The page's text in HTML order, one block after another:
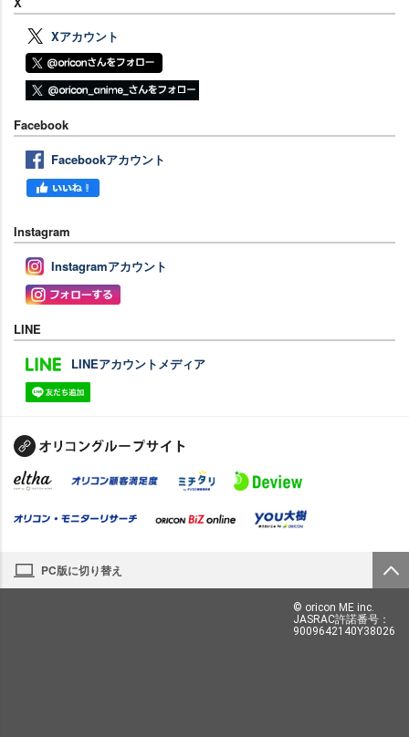
Xアカウント
Facebook
Facebookアカウント
Instagram
Instagramアカウント
LINE
LINEアカウントメディア
PC版に切り替え
© oricon ME inc.
JASRAC許諾番号：
9009642140Y38026